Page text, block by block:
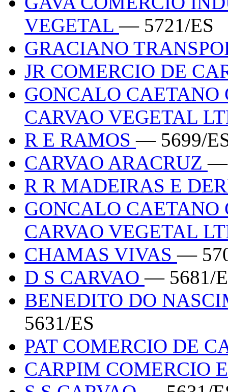
VEGETAL— 5721/ES
GRACIANO
JR COMERCIO DE
GONCALO CAETANO
CARVAO VEGETAL
R E RAMOS— 5699/
CARVAO ARACRUZ—
R R MADEIRAS E
GONCALO CAETANO
CARVAO VEGETAL
CHAMAS VIVAS—
D S CARVAO— 5681/
BENEDITO DO
5631/ES
PAT COMERCIO DE
CARPIM COMERCIO